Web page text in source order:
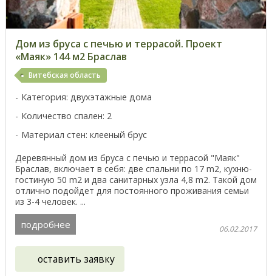
Дом из бруса с печью и террасой. Проект
«Маяк» 144 м2 Браслав
Витебская область
Категория: двухэтажные дома
Количество спален: 2
Материал стен: клееный брус
Деревянный дом из бруса с печью и террасой "Маяк"
Браслав, включает в себя: две спальни по 17 m2, кухню-
гостиную 50 m2 и два санитарных узла 4,8 m2. Такой дом
отлично подойдет для постоянного проживания семьи
из 3-4 человек. ...
подробнее 06.02.2017
оставить заявку